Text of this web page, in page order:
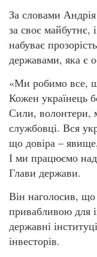
За словами
за своє майбутнє,
набуває
державами, яка є
«Ми робимо все,
Кожен українець
Сили, волонтери,
службовці. Вся
що довіра –
І ми працюємо
Глави держави.
Він наголосив, що
привабливою для
державні
інвесторів.